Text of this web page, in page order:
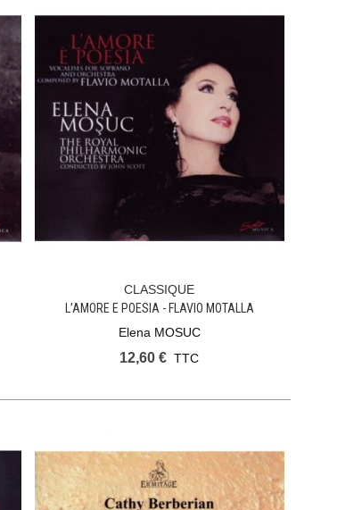
Ajouter Au Panier
CLASSIQUE
L’AMORE E POESIA - FLAVIO MOTALLA
Elena MOSUC
12,60 € TTC